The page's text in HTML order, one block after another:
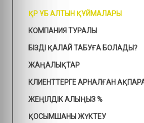
ҚР ҰБ АЛТЫН ҚҰЙМАЛАРЫ
КОМПАНИЯ ТУРАЛЫ
БІЗДІ ҚАЛАЙ ТАБУҒА БОЛАДЫ?
ЖАҢАЛЫҚТАР
КЛИЕНТТЕРГЕ АРНАЛҒАН
ЖЕҢІЛДІК АЛЫҢЫЗ %
ҚОСЫМШАНЫ ЖҮКТЕУ